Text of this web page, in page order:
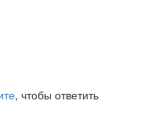
, чтобы ответить